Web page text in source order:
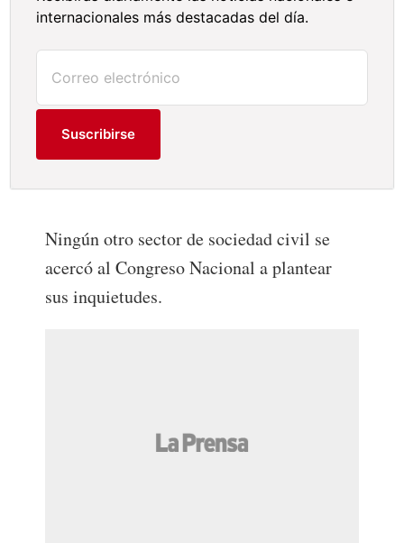
internacionales más destacadas del día.
Suscribirse
Ningún otro sector de sociedad civil se
acercó al Congreso Nacional a plantear
sus inquietudes.